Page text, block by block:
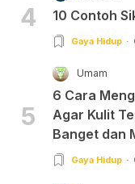
4 10 Contoh
Gaya Hidup
5
Umam
6 Cara
Agar Kulit
Banget dan
Gaya Hidup